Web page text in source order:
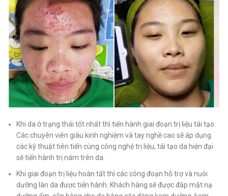
Khi da ở trạng thái tốt nhất thì tiến hành giai đoạn trị liệu tái tạo.
Các chuyên viên giàu kinh nghiệm và tay nghề cao sẽ áp dụng
các kỹ thuật tiên tiến cùng công nghệ trị liệu, tái tạo da hiện đại
sẽ tiến hành trị nám trên da.
Khi giai đoạn trị liệu hoàn tất thì các công đoạn hỗ trợ và nuôi
dưỡng làn da được tiến hành. Khách hàng sẽ được đắp mặt nạ